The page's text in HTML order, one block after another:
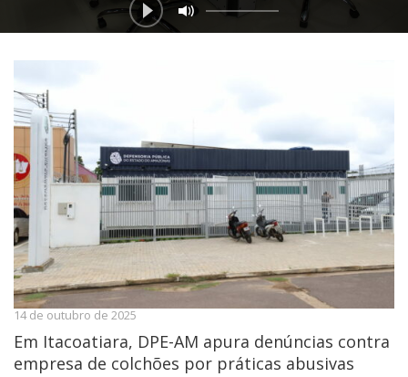
14 de outubro de 2025
Em Itacoatiara, DPE-AM apura denúncias contra
empresa de colchões por práticas abusivas